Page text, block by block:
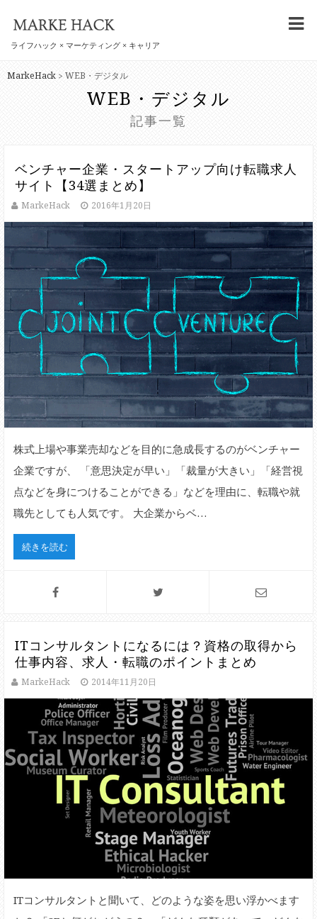
ライフハック × マーケティング × キャリア
MarkeHack > WEB・デジタル
WEB・デジタル
記事一覧
ベンチャー企業・スタートアップ向け転職求人
サイト【34選まとめ】
MarkeHack 2016年1月20日
株式上場や事業売却などを目的に急成長するのがベンチャー
企業ですが、 「意思決定が早い」「裁量が大きい」「経営視
点などを身につけることができる」などを理由に、転職や就
職先としても人気です。 大企業からベ…
続きを読む
ITコンサルタントになるには？資格の取得から
仕事内容、求人・転職のポイントまとめ
MarkeHack 2014年11月20日
ITコンサルタントと聞いて、どのような姿を思い浮かべます